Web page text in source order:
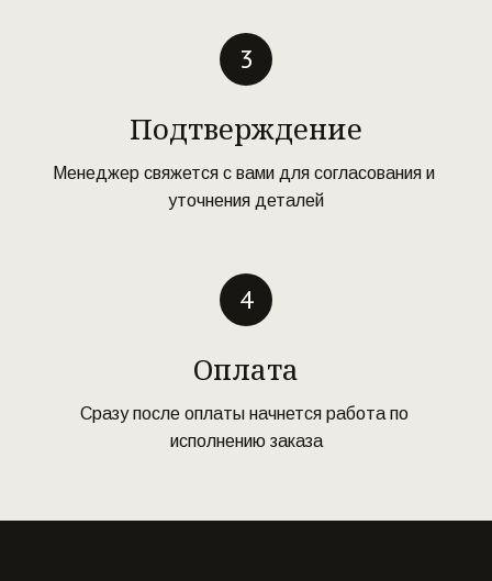
Подтверждение
Менеджер свяжется с вами для согласования и
уточнения деталей
Оплата
Сразу после оплаты начнется работа по
исполнению заказа